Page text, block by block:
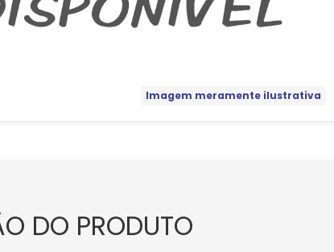
Imagem meramente ilustrativa
DO PRODUTO